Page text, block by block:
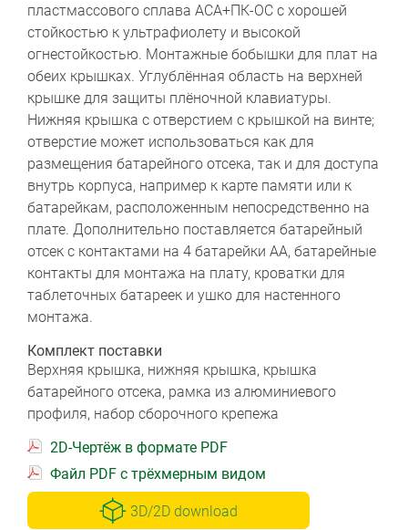
пластмассового сплава АСА+ПК-ОС с хорошей
стойкостью к ультрафиолету и высокой
огнестойкостью. Монтажные бобышки для плат на
обеих крышках. Углублённая область на верхней
крышке для защиты плёночной клавиатуры.
Нижняя крышка с отверстием с крышкой на винте;
отверстие может использоваться как для
размещения батарейного отсека, так и для доступа
внутрь корпуса, например к карте памяти или к
батарейкам, расположенным непосредственно на
плате. Дополнительно поставляется батарейный
отсек с контактами на 4 батарейки АА, батарейные
контакты для монтажа на плату, кроватки для
таблеточных батареек и ушко для настенного
монтажа.
Комплект поставки
Верхняя крышка, нижняя крышка, крышка
батарейного отсека, рамка из алюминиевого
профиля, набор сборочного крепежа
2D-Чертёж в формате PDF
Файл PDF с трёхмерным видом
3D/2D download